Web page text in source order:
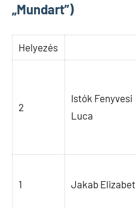
„Mundart”)
Helyezés
2
Istók Fenyvesi
Luca
1 Jakab Elizabet